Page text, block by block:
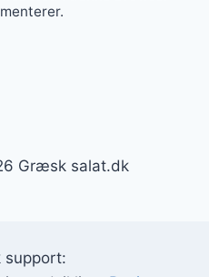
Græsk salat.dk
support: